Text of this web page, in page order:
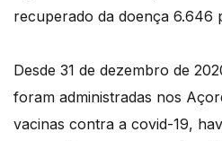
recuperado da doença 6.646
Desde 31 de dezembro de
foram administradas nos
vacinas contra a covid-19,